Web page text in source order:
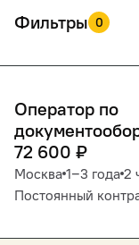
Фильтры 0
Оператор по
72 600 ₽
Москва 1‒3 года 2
Постоянный